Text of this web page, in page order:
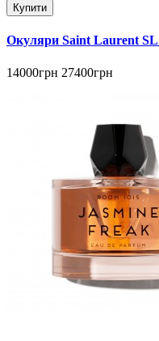
Купити
Окуляри Saint Laurent SL
14000грн 27400грн